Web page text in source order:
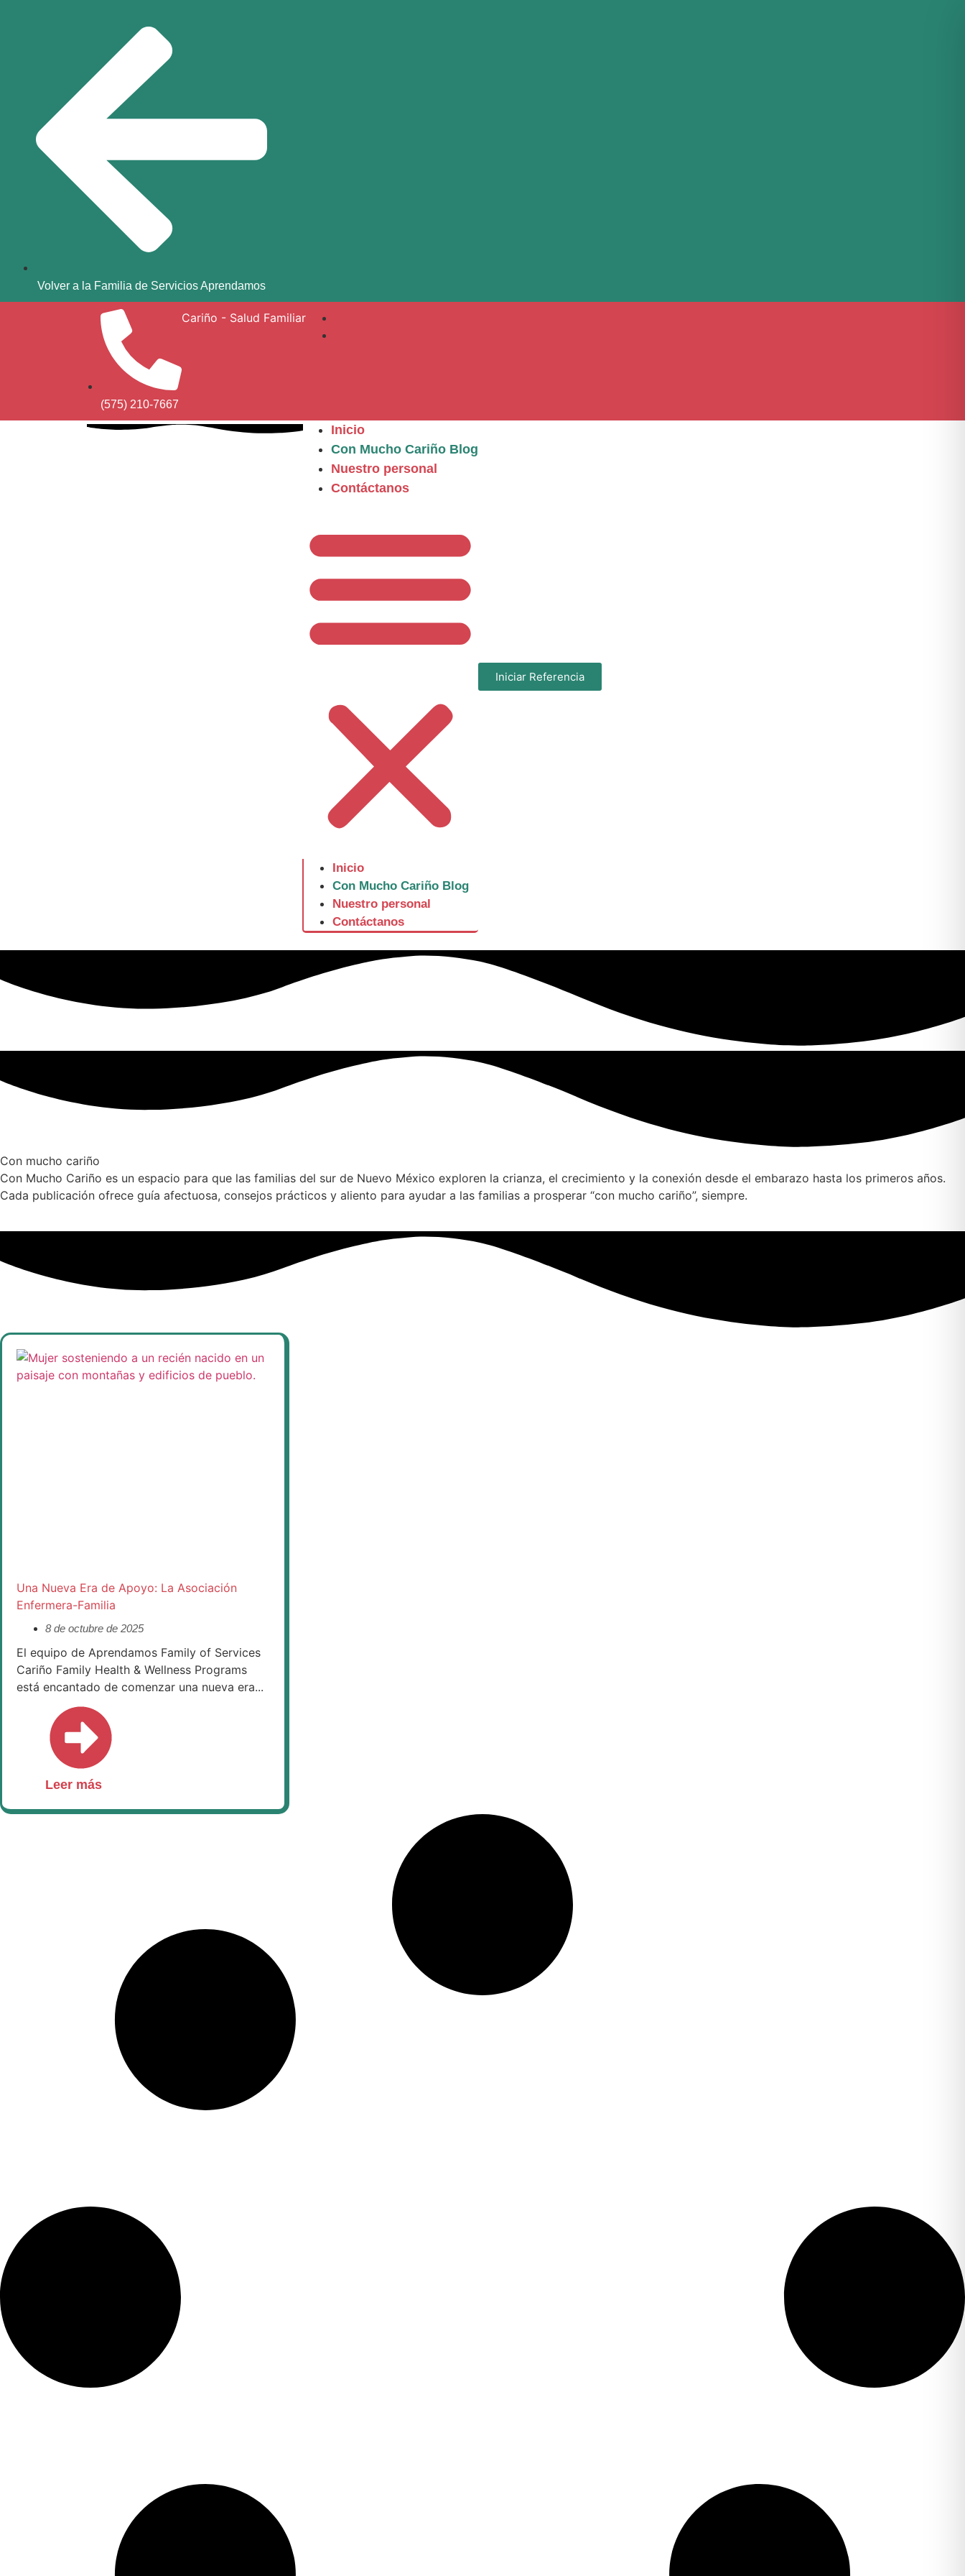
Volver a la Familia de Servicios Aprendamos
(575) 210-7667
Cariño - Salud Familiar
Inicio
Con Mucho Cariño Blog
Nuestro personal
Contáctanos
Inicio
Con Mucho Cariño Blog
Nuestro personal
Contáctanos
Iniciar Referencia
Con mucho cariño
Con Mucho Cariño es un espacio para que las familias del sur de Nuevo México exploren la crianza, el crecimiento y la conexión desde el embarazo hasta los primeros años.
Cada publicación ofrece guía afectuosa, consejos prácticos y aliento para ayudar a las familias a prosperar “con mucho cariño”, siempre.
Una Nueva Era de Apoyo: La Asociación
Enfermera-Familia
8 de octubre de 2025
El equipo de Aprendamos Family of Services
Cariño Family Health & Wellness Programs
está encantado de comenzar una nueva era...
Leer más